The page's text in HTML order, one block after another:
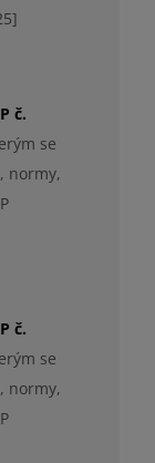
č.
se
normy,
č.
se
normy,